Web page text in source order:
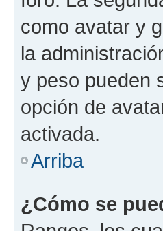
como avatar y
la
y peso pueden
opción de
activada.
Arriba
¿Cómo se